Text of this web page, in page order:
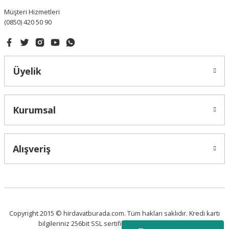
Müşteri Hizmetleri
(0850) 420 50 90
Üyelik
Kurumsal
Alışveriş
Copyright 2015 © hirdavatburada.com. Tüm hakları saklıdır. Kredi kartı
bilgileriniz 256bit SSL sertifikası ile korunmaktadır.